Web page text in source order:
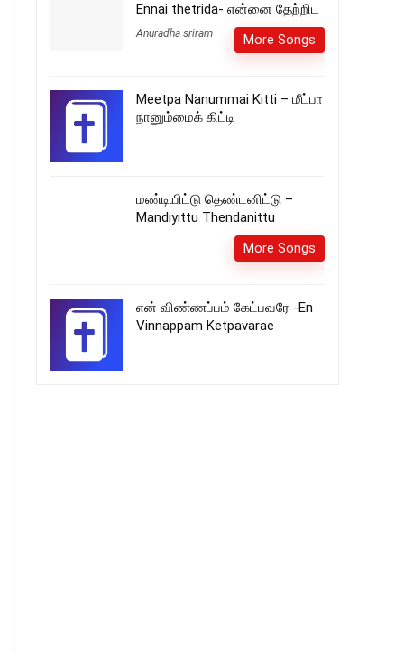
Ennai thetrida- என்னை தேற்றிட
Anuradha sriram More Songs
Meetpa Nanummai Kitti – மீட்பா
நானும்மைக் கிட்டி
மண்டியிட்டு தெண்டனிட்டு –
Mandiyittu Thendanittu
More Songs
என் விண்ணப்பம் கேட்பவரே -En
Vinnappam Ketpavarae